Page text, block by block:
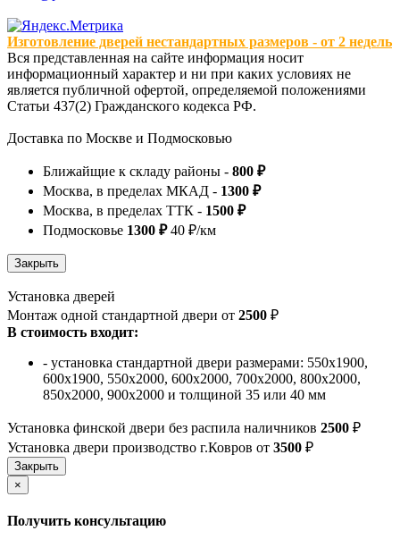
Изготовление дверей нестандартных размеров - от 2 недель
Вся представленная на сайте информация носит
информационный характер и ни при каких условиях не
является публичной офертой, определяемой положениями
Статьи 437(2) Гражданского кодекса РФ.
Доставка по Москве и Подмосковью
Ближайщие к складу районы - 800 ₽
Москва, в пределах МКАД - 1300 ₽
Москва, в пределах ТТК - 1500 ₽
Подмосковье 1300 ₽40 ₽/км
Установка дверей
Монтаж одной стандартной двери от 2500 ₽
В стоимость входит:
- установка стандартной двери размерами: 550х1900,
600х1900, 550х2000, 600х2000, 700х2000, 800х2000,
850х2000, 900х2000 и толщиной 35 или 40 мм
Установка финской двери без распила наличников 2500 ₽
Установка двери производство г.Ковров от 3500 ₽
×
Получить консультацию